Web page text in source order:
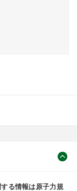
る情報は原子力規